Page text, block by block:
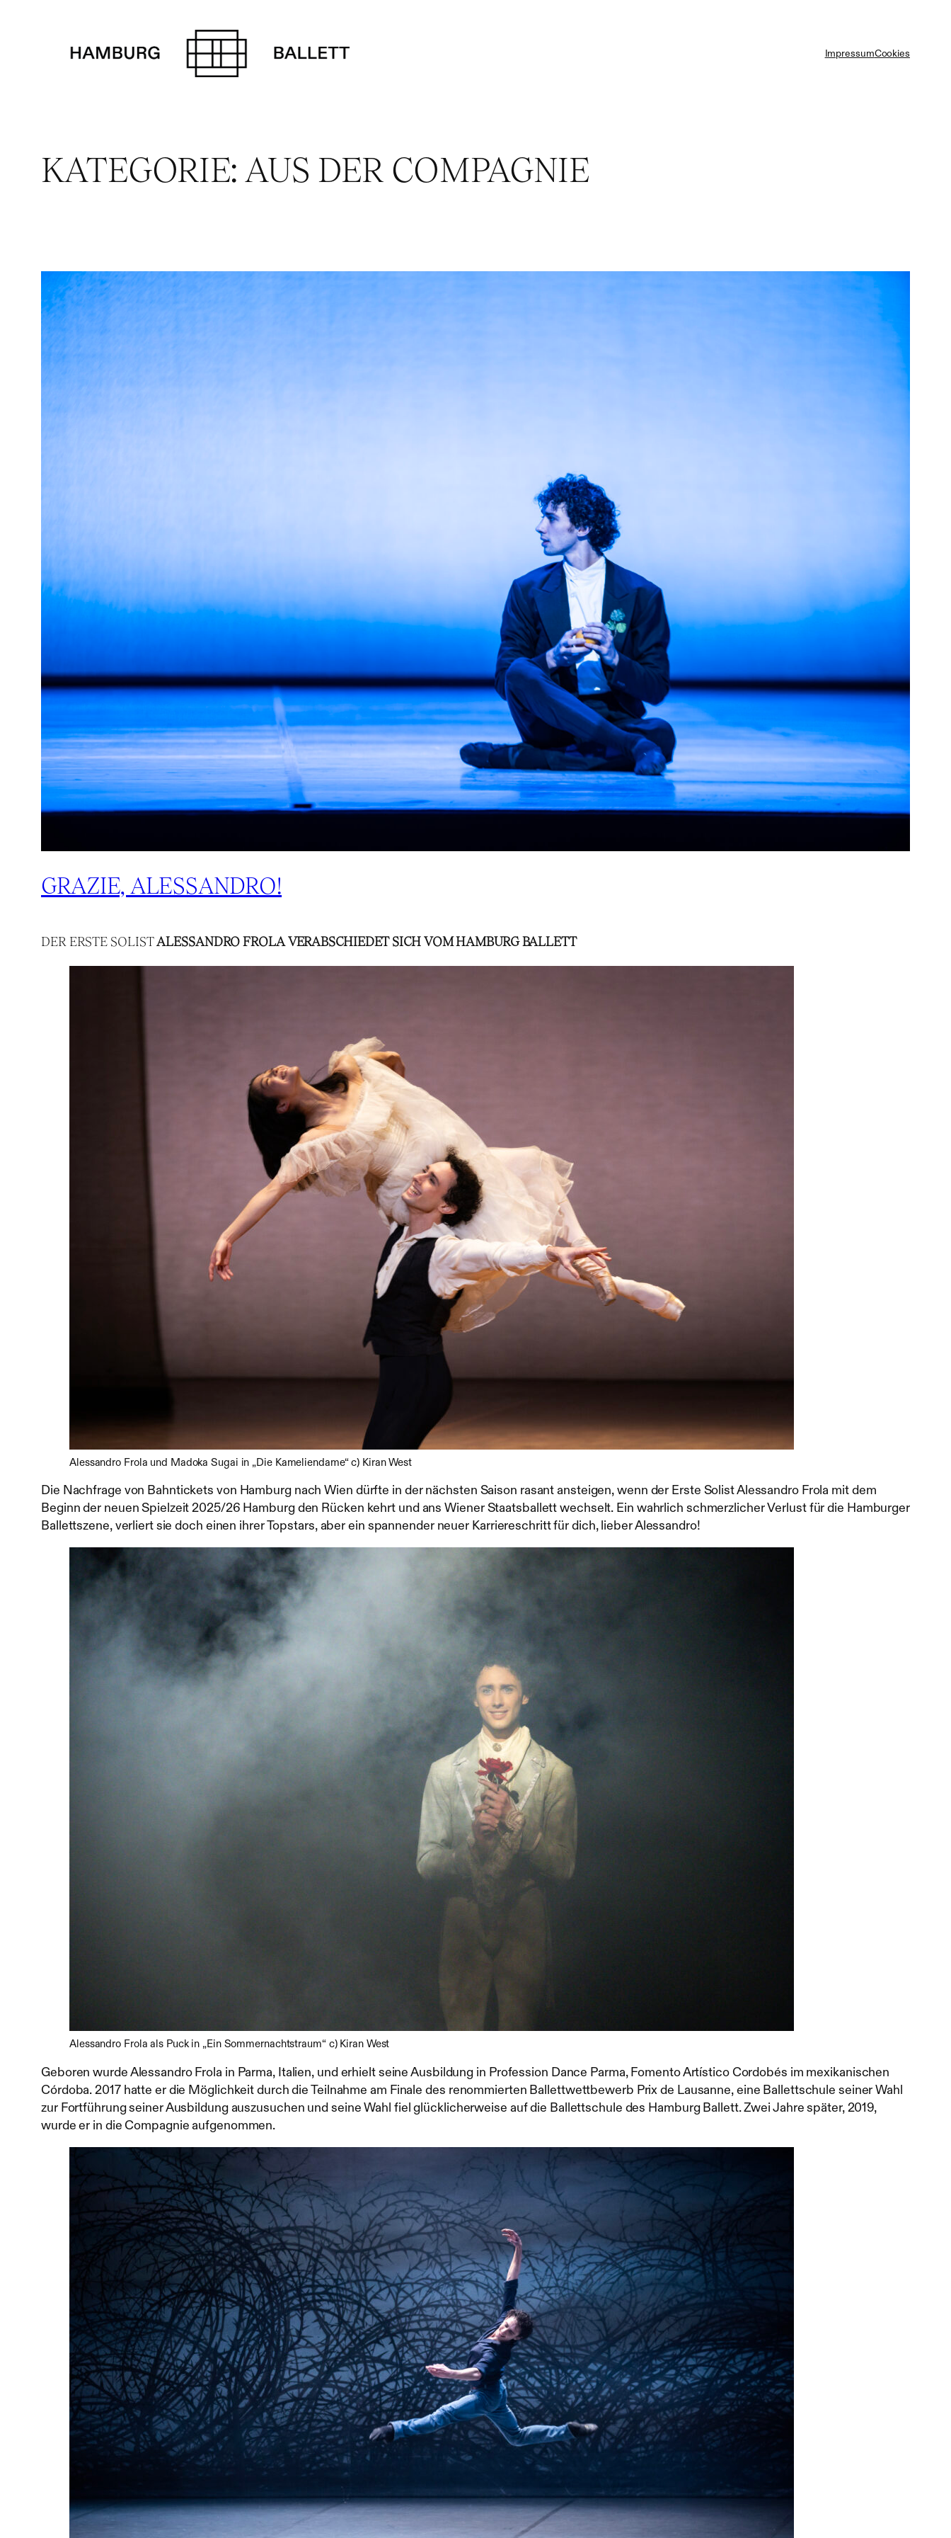
ImpressumCookies
KATEGORIE: AUS DER COMPAGNIE
GRAZIE, ALESSANDRO!
DER ERSTE SOLISTALESSANDRO FROLA VERABSCHIEDET SICH VOM HAMBURG BALLETT
Alessandro Frola und Madoka Sugai in „Die Kameliendame“ c) Kiran West
Die Nachfrage von Bahntickets von Hamburg nach Wien dürfte in der nächsten Saison rasant ansteigen, wenn der Erste Solist Alessandro Frola mit dem
Beginn der neuen Spielzeit 2025/26 Hamburg den Rücken kehrt und ans Wiener Staatsballett wechselt. Ein wahrlich schmerzlicher Verlust für die Hamburger
Ballettszene, verliert sie doch einen ihrer Topstars, aber ein spannender neuer Karriereschritt für dich, lieber Alessandro!
Alessandro Frola als Puck in „Ein Sommernachtstraum“ c) Kiran West
Geboren wurde Alessandro Frola in Parma, Italien, und erhielt seine Ausbildung in Profession Dance Parma, Fomento Artístico Cordobés im mexikanischen
Córdoba. 2017 hatte er die Möglichkeit durch die Teilnahme am Finale des renommierten Ballettwettbewerb Prix de Lausanne, eine Ballettschule seiner Wahl
zur Fortführung seiner Ausbildung auszusuchen und seine Wahl fiel glücklicherweise auf die Ballettschule des Hamburg Ballett. Zwei Jahre später, 2019,
wurde er in die Compagnie aufgenommen.